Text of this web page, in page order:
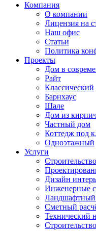
Компания
О компании
Лицензия на
Наш офис
Статьи
Политика
Проекты
Дом в
Райт
Классический
Барнхаус
Шале
Дом из
Частный дом
Коттедж под
Одноэтажный
Услуги
Строительство
Дизайн
Инженерные
Ландшафтный
Сметный
Технический